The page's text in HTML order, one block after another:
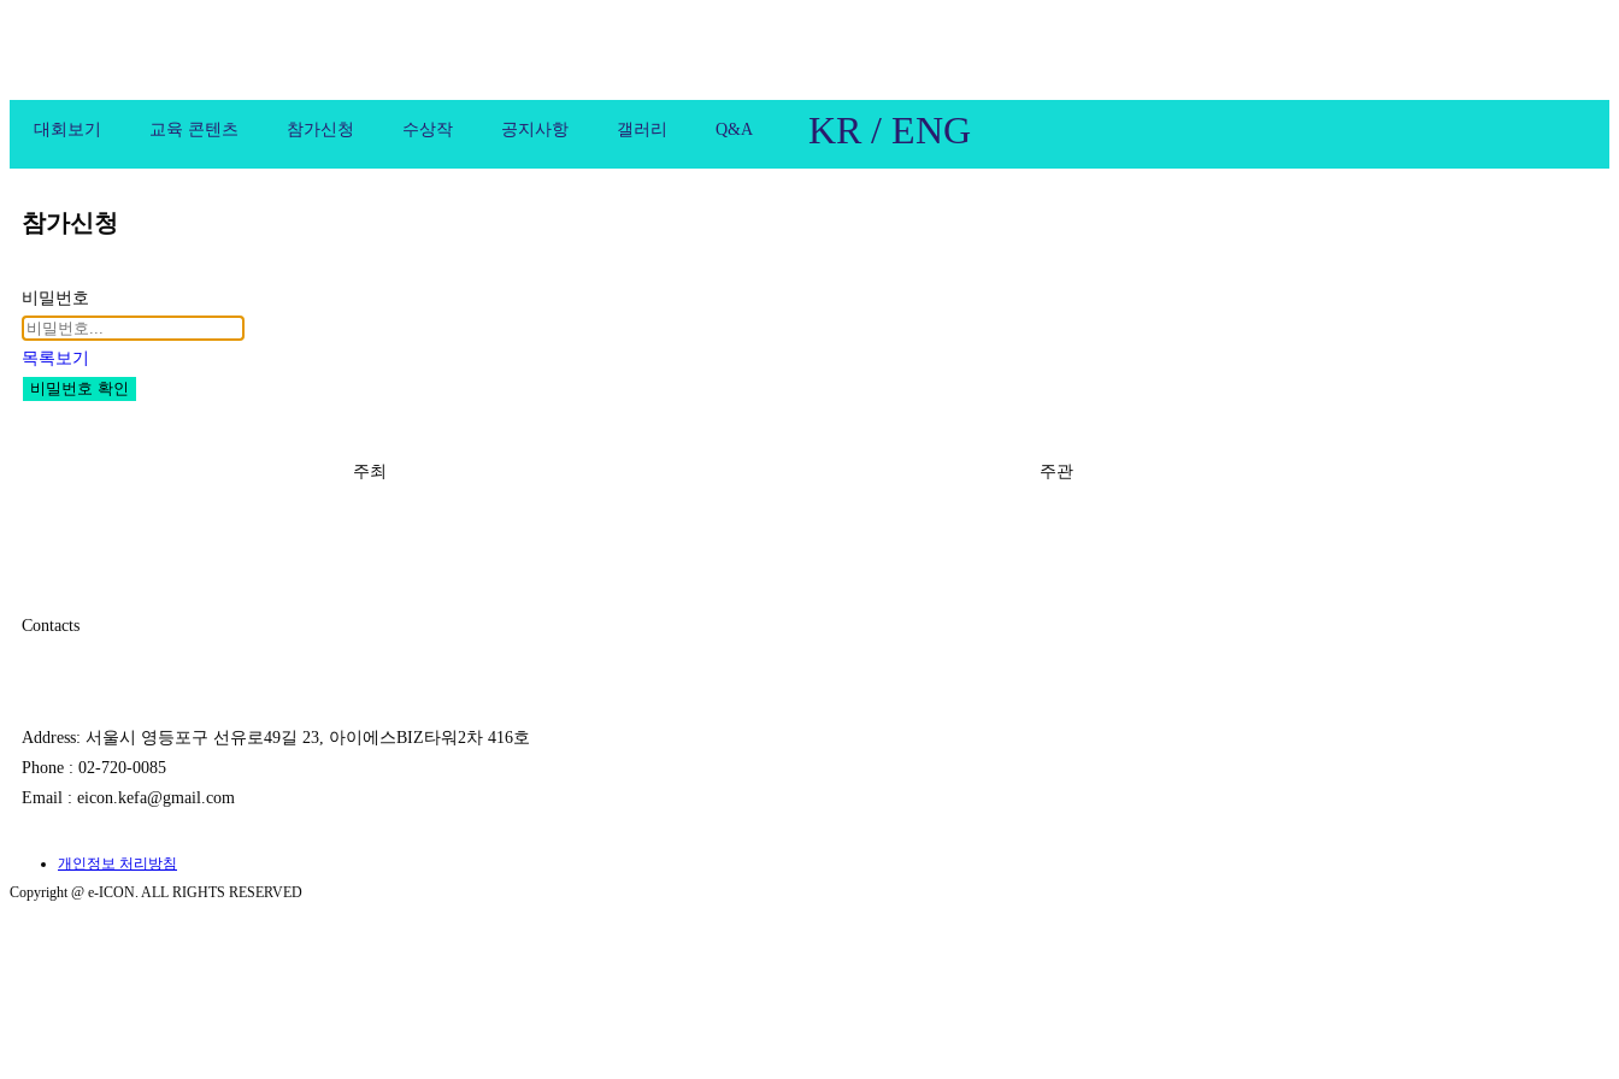
대회보기 교육 콘텐츠 참가신청 수상작 공지사항 갤러리 Q&A KR / ENG
참가신청
비밀번호
목록보기
비밀번호 확인
주최 주관
Contacts
Address: 서울시 영등포구 선유로49길 23, 아이에스BIZ타워2차 416호
Phone : 02-720-0085
Email : eicon.kefa@gmail.com
개인정보 처리방침
Copyright @ e-ICON. ALL RIGHTS RESERVED